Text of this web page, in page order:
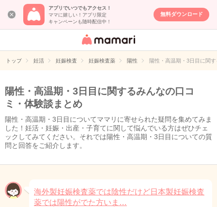
アプリでいつでもアクセス！
ママに嬉しい！アプリ限定
キャンペーンも随時配信中！
無料ダウンロード
女性専用匿名QA
イト
トップ 妊活 妊娠検査 妊娠検査薬 陽性 陽性・高温期・3日目に関
陽性・高温期・3日目に関するみんなの口コ
ミ・体験談まとめ
陽性・高温期・3日目についてママリに寄せられた疑問を集めてみま
した！妊活・妊娠・出産・子育てに関して悩んでいる方はぜひチェ
ックしてみてください。それでは陽性・高温期・3日目についての質
問と回答をご紹介します。
海外製妊娠検査薬では陰性だけど日本製妊娠検査
薬では陽性がでた方いま…